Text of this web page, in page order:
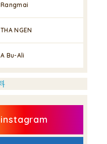
Rangmai
THA NGEN
A Bu-Ali
instagram